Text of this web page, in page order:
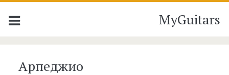
MyGuitars
Арпеджио